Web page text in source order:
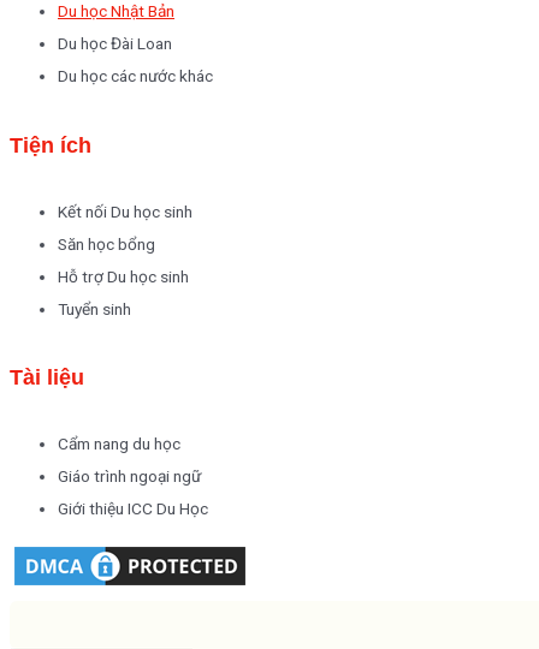
Du học Nhật Bản
Du học Đài Loan
Du học các nước khác
Tiện ích
Kết nối Du học sinh
Săn học bổng
Hỗ trợ Du học sinh
Tuyển sinh
Tài liệu
Cẩm nang du học
Giáo trình ngoại ngữ
Giới thiệu ICC Du Học